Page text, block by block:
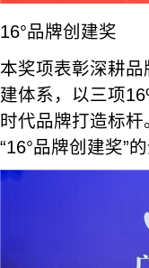
16°品牌创建奖
本奖项表彰深耕
建体系，以三项
时代品牌打造标
“16°品牌创建奖”